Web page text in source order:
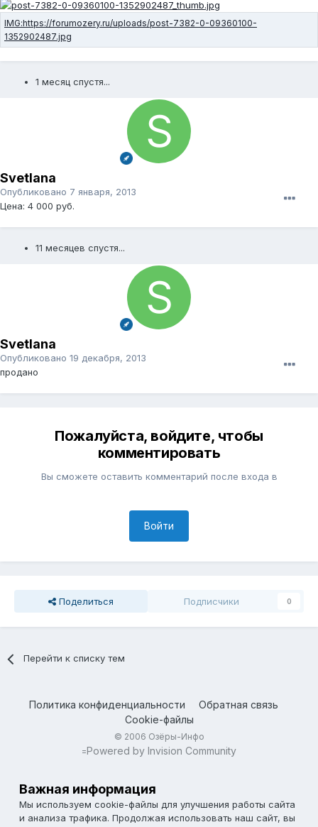
1 месяц спустя...
Svetlana
Опубликовано 7 января, 2013
Цена: 4 000 руб.
11 месяцев спустя...
Svetlana
Опубликовано 19 декабря, 2013
продано
Пожалуйста, войдите, чтобы
комментировать
Вы сможете оставить комментарий после входа в
Войти
Поделиться Подписчики 0
Перейти к списку тем
Политика конфиденциальности
Обратная связь
Cookie-файлы
© 2006 Озёры-Инфо
=Powered by Invision Community
Важная информация
Мы используем cookie-файлы для улучшения работы сайта
и анализа трафика. Продолжая использовать наш сайт, вы